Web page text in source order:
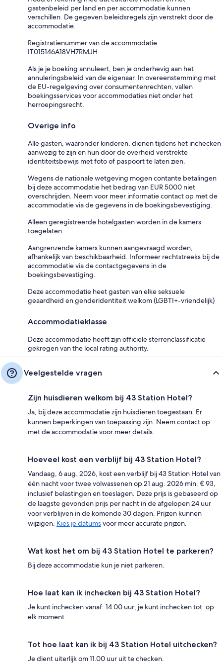
gastenbeleid per land en per accommodatie kunnen
verschillen. De gegeven beleidsregels zijn verstrekt door de
accommodatie.
Registratienummer van de accommodatie
IT015146A18VH7RMJH
Als je je boeking annuleert, ben je onderhevig aan het
annuleringsbeleid van de eigenaar. In overeenstemming met
de EU-regelgeving over consumentenrechten, vallen
boekingsservices voor accommodaties niet onder het
herroepingsrecht.
Overige info
Alle gasten, waaronder kinderen, dienen tijdens het inchecken
aanwezig te zijn en hun door de overheid verstrekte
identiteitsbewijs met foto of paspoort te laten zien.
Wegens de nationale wetgeving mogen contante betalingen
bij deze accommodatie het bedrag van EUR 5000 niet
overschrijden. Neem voor meer informatie contact op met de
accommodatie via de gegevens in de boekingsbevestiging.
Alleen geregistreerde hotelgasten worden in de kamers
toegelaten.
Aangrenzende kamers kunnen aangevraagd worden,
afhankelijk van beschikbaarheid. Informeer rechtstreeks bij de
accommodatie via de contactgegevens in de
boekingsbevestiging.
Deze accommodatie heet gasten van elke seksuele
geaardheid en genderidentiteit welkom (LGBTI+-vriendelijk)
Accommodatieklasse
Deze accommodatie heeft zijn officiële sterrenclassificatie
gekregen van the local rating authority.
Veelgestelde vragen
Zijn huisdieren welkom bij 43 Station Hotel?
Ja, bij deze accommodatie zijn huisdieren toegestaan. Er
kunnen beperkingen van toepassing zijn. Neem contact op
met de accommodatie voor meer details.
Hoeveel kost een verblijf bij 43 Station Hotel?
Vandaag, 6 aug. 2026, kost een verblijf bij 43 Station Hotel van
één nacht voor twee volwassenen op 21 aug. 2026 min. € 93,
inclusief belastingen en toeslagen. Deze prijs is gebaseerd op
de laagste gevonden prijs per nacht in de afgelopen 24 uur
voor verblijven in de komende 30 dagen. Prijzen kunnen
wijzigen. Kies je datumsvoor meer accurate prijzen.
Wat kost het om bij 43 Station Hotel te parkeren?
Bij deze accommodatie kun je niet parkeren.
Hoe laat kan ik inchecken bij 43 Station Hotel?
Je kunt inchecken vanaf: 14.00 uur; je kunt inchecken tot: op
elk moment.
Tot hoe laat kan ik bij 43 Station Hotel uitchecken?
Je dient uiterlijk om 11.00 uur uit te checken.